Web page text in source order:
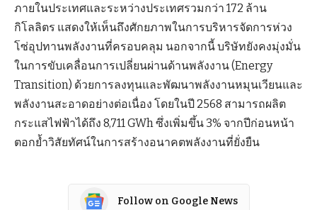
ภายในประเทศและระหว่างประเทศรวมกว่า 172 ล้าน
กิโลลิตร แสดงให้เห็นถึงศักยภาพในการบริหารจัดการห่วง
โซ่อุปทานพลังงานที่ครอบคลุม นอกจากนี้ บริษัทยังคงมุ่งมั่น
ในการขับเคลื่อนการเปลี่ยนผ่านด้านพลังงาน (Energy
Transition) ด้วยการลงทุนและพัฒนาพลังงานหมุนเวียนและ
พลังงานสะอาดอย่างต่อเนื่อง โดยในปี 2568 สามารถผลิต
กระแสไฟฟ้าได้ถึง 8,711 GWh ซึ่งเพิ่มขึ้น 3% จากปีก่อนหน้า
ตอกย้ำวิสัยทัศน์ในการสร้างอนาคตพลังงานที่ยั่งยืน
Follow on Google News